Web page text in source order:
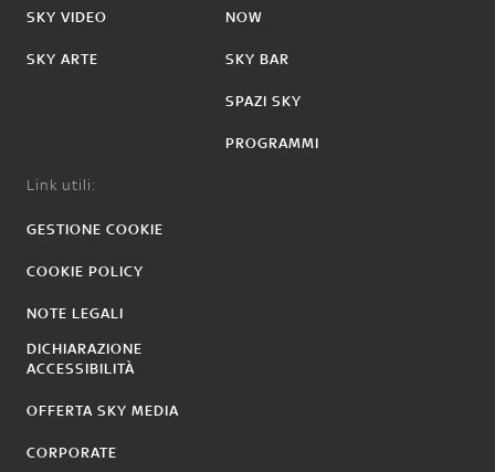
SKY VIDEO
SKY ARTE
NOW
SKY BAR
SPAZI SKY
PROGRAMMI
Link utili:
GESTIONE COOKIE
COOKIE POLICY
NOTE LEGALI
DICHIARAZIONE
ACCESSIBILITÀ
OFFERTA SKY MEDIA
CORPORATE